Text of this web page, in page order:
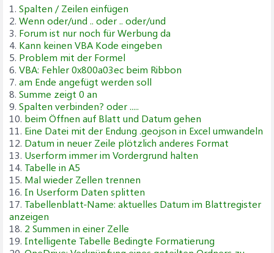
1. Spalten / Zeilen einfügen
2. Wenn oder/und .. oder .. oder/und
3. Forum ist nur noch für Werbung da
4. Kann keinen VBA Kode eingeben
5. Problem mit der Formel
6. VBA: Fehler 0x800a03ec beim Ribbon
7. am Ende angefügt werden soll
8. Summe zeigt 0 an
9. Spalten verbinden? oder .....
10. beim Öffnen auf Blatt und Datum gehen
11. Eine Datei mit der Endung .geojson in Excel umwandeln
12. Datum in neuer Zeile plötzlich anderes Format
13. Userform immer im Vordergrund halten
14. Tabelle in A5
15. Mal wieder Zellen trennen
16. In Userform Daten splitten
17. Tabellenblatt-Name: aktuelles Datum im Blattregister
anzeigen
18. 2 Summen in einer Zelle
19. Intelligente Tabelle Bedingte Formatierung